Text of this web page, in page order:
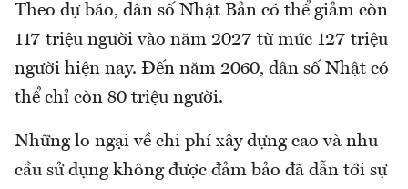
Theo dự báo, dân số Nhật Bản có thể giảm còn
117 triệu người vào năm 2027 từ mức 127 triệu
người hiện nay. Đến năm 2060, dân số Nhật có
thể chỉ còn 80 triệu người.
Những lo ngại về chi phí xây dựng cao và nhu
cầu sử dụng không được đảm bảo đã dẫn tới sự